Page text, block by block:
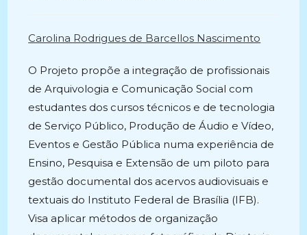
Carolina Rodrigues de Barcellos Nascimento
O Projeto propõe a integração de profissionais
de Arquivologia e Comunicação Social com
estudantes dos cursos técnicos e de tecnologia
de Serviço Público, Produção de Áudio e Vídeo,
Eventos e Gestão Pública numa experiência de
Ensino, Pesquisa e Extensão de um piloto para
gestão documental dos acervos audiovisuais e
textuais do Instituto Federal de Brasília (IFB).
Visa aplicar métodos de organização